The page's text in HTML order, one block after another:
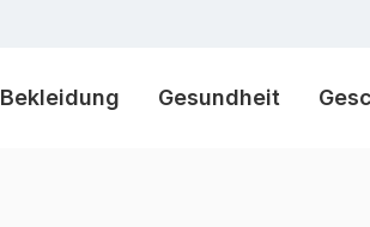
Bekleidung Gesundheit